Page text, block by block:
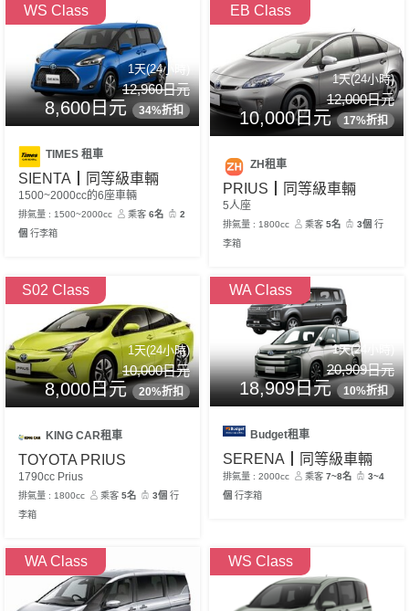
WS Class
1天(24小時)
12,960日元
8,600日元 34%折扣
TIMES 租車
SIENTA┃同等級車輛
1500~2000cc的6座車輛
排氣量 : 1500~2000cc 乘客6名
2
個 行李箱
EB Class
1天(24小時)
12,000日元
10,000日元 17%折扣
ZH租車
PRIUS┃同等級車輛
5人座
排氣量 : 1800cc 乘客5名 3個 行
李箱
S02 Class
1天(24小時)
10,000日元
8,000日元 20%折扣
KING CAR租車
TOYOTA PRIUS
1790cc Prius
排氣量 : 1800cc 乘客5名 3個 行
李箱
WA Class
1天(24小時)
20,909日元
18,909日元 10%折扣
Budget租車
SERENA┃同等級車輛
排氣量 : 2000cc 乘客7~8名
3~4
個 行李箱
WA Class WS Class